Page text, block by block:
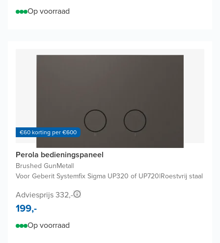
Op voorraad
€60 korting per €600
Perola bedieningspaneel
Brushed GunMetal|
Voor Geberit Systemfix Sigma UP320 of UP720|Roestvrij staal
Adviesprijs 332,-
199,-
Op voorraad